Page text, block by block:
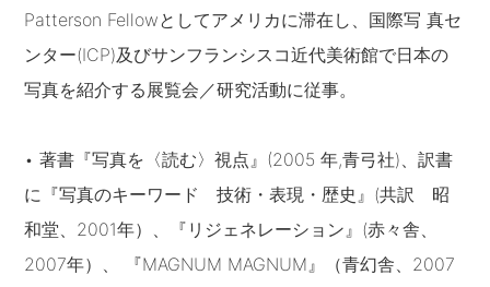
Patterson Fellowとしてアメリカに滞在し、国際写 真セ
ンター(ICP)及びサンフランシスコ近代美術館で日本の
写真を紹介する展覧会／研究活動に従事。
• 著書『写真を〈読む〉視点』(2005 年,青弓社)、訳書
に『写真のキーワード 技術・表現・歴史』(共訳 昭
和堂、2001年）、『リジェネレーション』(赤々舎、
2007年）、 『MAGNUM MAGNUM』（青幻舎、2007